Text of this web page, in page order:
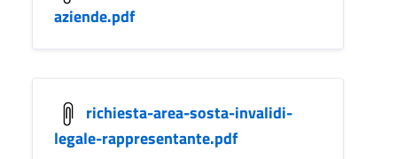
aziende.pdf
richiesta-area-sosta-invalidi-
legale-rappresentante.pdf